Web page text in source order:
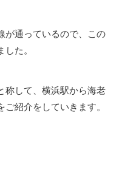
が通っているので、この
た。
称して、横浜駅から海老
紹介をしていきます。